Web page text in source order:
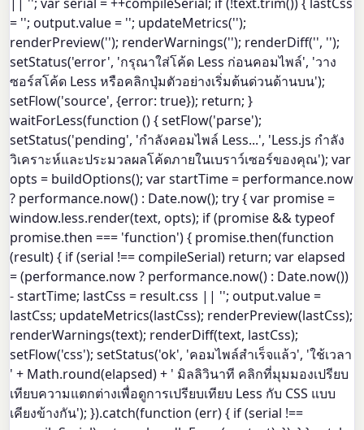
= ''; output.value = ''; updateMetrics('');
renderPreview(''); renderWarnings(''); renderDiff('', '');
setStatus('error', 'กรุณาใส่โค้ด Less ก่อนคอมไพล์', 'วาง
ซอร์สโค้ด Less หรือคลิกปุ่มตัวอย่างเริ่มต้นด่วนด้านบน');
setFlow('source', {error: true}); return; }
waitForLess(function () { setFlow('parse');
setStatus('pending', 'กำลังคอมไพล์ Less...', 'Less.js กำลัง
วิเคราะห์และประมวลผลโค้ดภายในเบราว์เซอร์ของคุณ'); var
opts = buildOptions(); var startTime = performance.now
? performance.now() : Date.now(); try { var promise =
window.less.render(text, opts); if (promise && typeof
promise.then === 'function') { promise.then(function
(result) { if (serial !== compileSerial) return; var elapsed
= (performance.now ? performance.now() : Date.now())
- startTime; lastCss = result.css || ''; output.value =
lastCss; updateMetrics(lastCss); renderPreview(lastCss);
renderWarnings(text); renderDiff(text, lastCss);
setFlow('css'); setStatus('ok', 'คอมไพล์สำเร็จแล้ว', 'ใช้เวลา
' + Math.round(elapsed) + ' มิลลิวินาที คลิกที่มุมมองเปรียบ
เทียบความแตกต่างเพื่อดูการเปรียบเทียบ Less กับ CSS แบบ
เคียงข้างกัน'); }).catch(function (err) { if (serial !==